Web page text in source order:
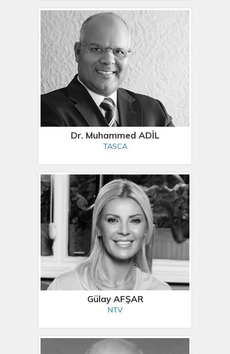
Dr. Muhammed ADİL
TASCA
Gülay AFŞAR
NTV